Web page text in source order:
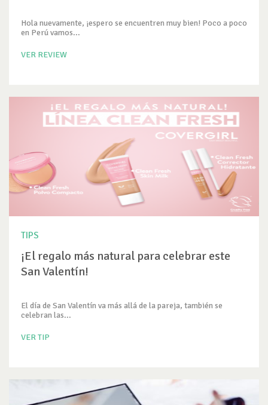
Hola nuevamente, ¡espero se encuentren muy bien! Poco a poco
en Perú vamos...
VER REVIEW
TIPS
¡El regalo más natural para celebrar este
San Valentín!
El día de San Valentín va más allá de la pareja, también se
celebran las...
VER TIP